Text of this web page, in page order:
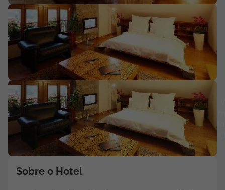
Área de Cliente
Agências
Contactos
Apoio ao cliente em Portugal
218 925 471
Sobre o Hotel